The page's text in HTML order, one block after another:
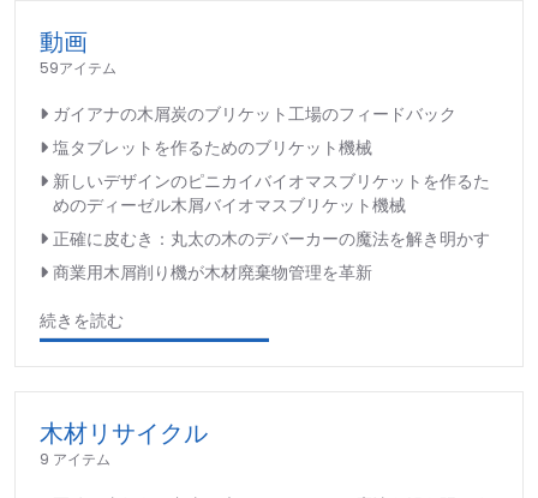
動画
59アイテム
ガイアナの木屑炭のブリケット工場のフィードバック
塩タブレットを作るためのブリケット機械
新しいデザインのピニカイバイオマスブリケットを作るた
めのディーゼル木屑バイオマスブリケット機械
正確に皮むき：丸太の木のデバーカーの魔法を解き明かす
商業用木屑削り機が木材廃棄物管理を革新
続きを読む
木材リサイクル
9 アイテム